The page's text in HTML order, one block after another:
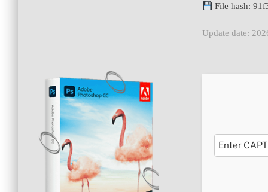
File hash:
Update date: